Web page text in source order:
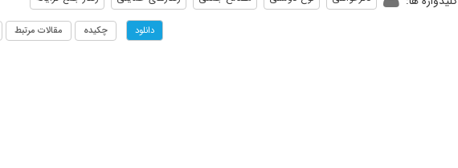
دانلود چکیده مقالات مرتبط